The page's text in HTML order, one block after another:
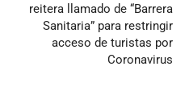
reitera llamado de “Barrera
Sanitaria” para restringir
acceso de turistas por
Coronavirus